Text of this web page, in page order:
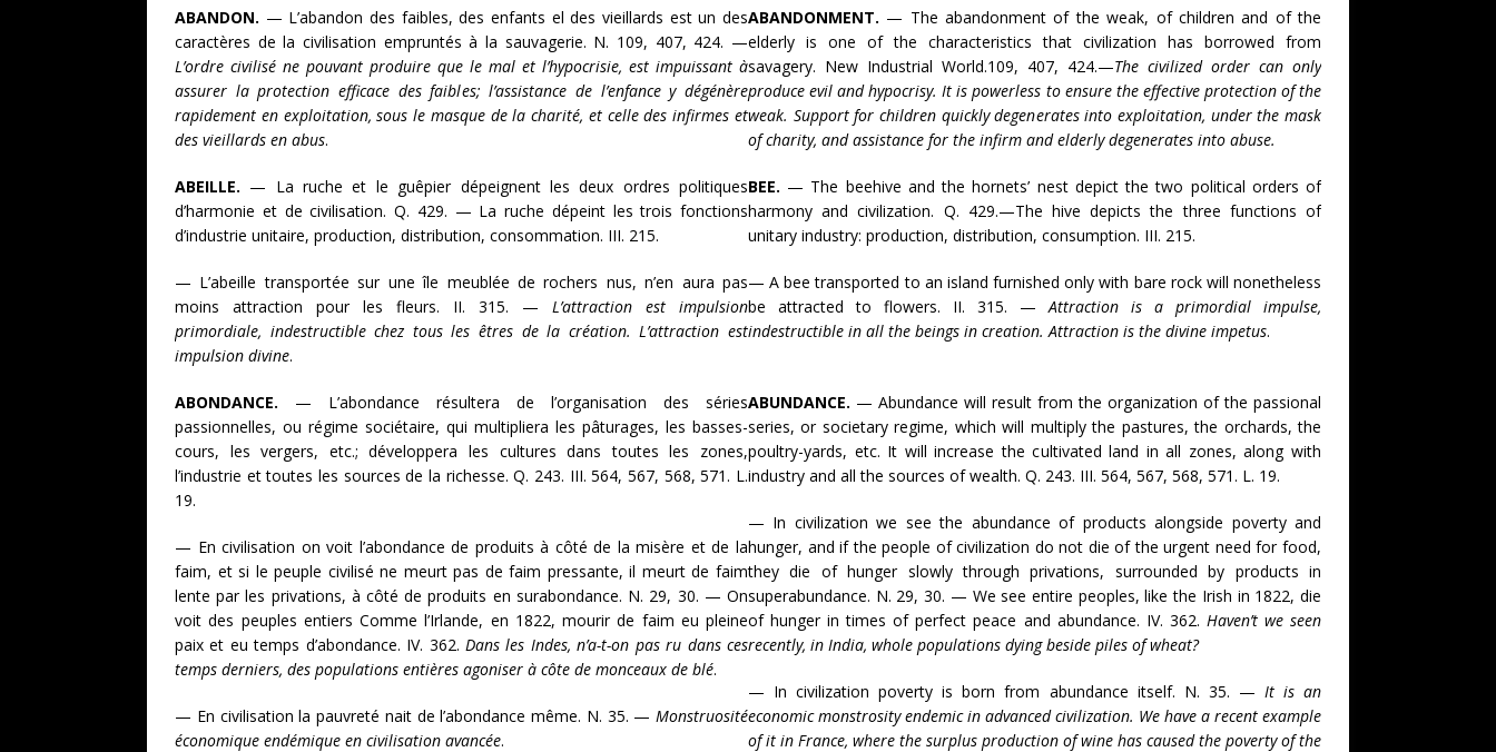
ABANDON. — L’abandon des faibles, des enfants el des vieillards est un des
caractères de la civilisation empruntés à la sauvagerie. N. 109, 407, 424. —
L’ordre civilisé ne pouvant produire que le mal et l’hypocrisie, est impuissant à
assurer la protection efficace des faibles; l’assistance de l’enfance y dégénère
rapidement en exploitation, sous le masque de la charité, et celle des infirmes et
des vieillards en abus.
ABANDONMENT. — The abandonment of the weak, of children and of the
elderly is one of the characteristics that civilization has borrowed from
savagery. New Industrial World.109, 407, 424.—The civilized order can only
produce evil and hypocrisy. It is powerless to ensure the effective protection of the
weak. Support for children quickly degenerates into exploitation, under the mask
of charity, and assistance for the infirm and elderly degenerates into abuse.
ABEILLE. — La ruche et le guêpier dépeignent les deux ordres politiques
d’harmonie et de civilisation. Q. 429. — La ruche dépeint les trois fonctions
d’industrie unitaire, production, distribution, consommation. III. 215.
— L’abeille transportée sur une île meublée de rochers nus, n’en aura pas
moins attraction pour les fleurs. II. 315. — L’attraction est impulsion
primordiale, indestructible chez tous les êtres de la création. L’attraction est
impulsion divine.
BEE. — The beehive and the hornets’ nest depict the two political orders of
harmony and civilization. Q. 429.—The hive depicts the three functions of
unitary industry: production, distribution, consumption. III. 215.
— A bee transported to an island furnished only with bare rock will nonetheless
be attracted to flowers. II. 315. —Attraction is a primordial impulse,
indestructible in all the beings in creation. Attraction is the divine impetus.
ABONDANCE. — L’abondance résultera de l’organisation des séries
passionnelles, ou régime sociétaire, qui multipliera les pâturages, les basses-
cours, les vergers, etc.; développera les cultures dans toutes les zones,
l’industrie et toutes les sources de la richesse. Q. 243. III. 564, 567, 568, 571. L.
19.
— En civilisation on voit l’abondance de produits à côté de la misère et de la
faim, et si le peuple civilisé ne meurt pas de faim pressante, il meurt de faim
lente par les privations, à côté de produits en surabondance. N. 29, 30. — On
voit des peuples entiers Comme l’Irlande, en 1822, mourir de faim eu pleine
paix et eu temps d’abondance. IV. 362. Dans les Indes, n’a-t-on pas ru dans ces
temps derniers, des populations entières agoniser à côte de monceaux de blé.
— En civilisation la pauvreté nait de l’abondance même. N. 35. — Monstruosité
économique endémique en civilisation avancée.
ABUNDANCE. — Abundance will result from the organization of the passional
series, or societary regime, which will multiply the pastures, the orchards, the
poultry-yards, etc. It will increase the cultivated land in all zones, along with
industry and all the sources of wealth. Q. 243. III. 564, 567, 568, 571. L. 19.
— In civilization we see the abundance of products alongside poverty and
hunger, and if the people of civilization do not die of the urgent need for food,
they die of hunger slowly through privations, surrounded by products in
superabundance. N. 29, 30. — We see entire peoples, like the Irish in 1822, die
of hunger in times of perfect peace and abundance. IV. 362. Haven’t we seen
recently, in India, whole populations dying beside piles of wheat?
— In civilization poverty is born from abundance itself. N. 35. — It is an
economicmonstrosity endemic in advanced civilization. We have a recent example
of it in France, where the surplus production of wine has caused the poverty of the